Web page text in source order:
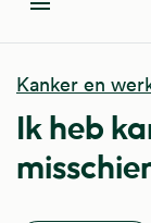
Menu
Kanker en
Ik heb